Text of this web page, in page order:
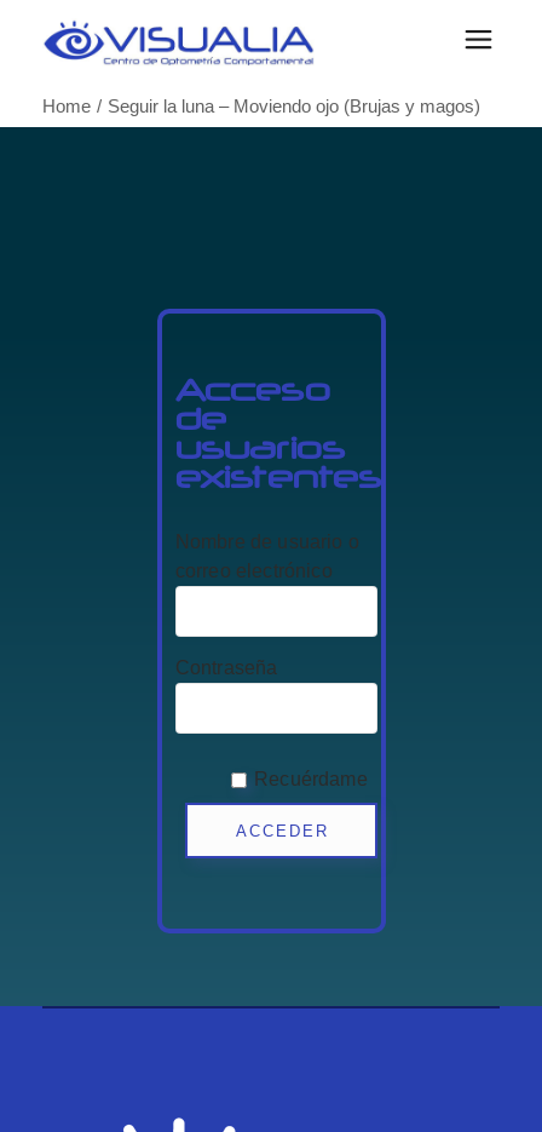
Home Seguir la luna – Moviendo ojo (Brujas y magos)
Acceso
de
usuarios
existentes
Nombre de usuario o
correo electrónico
Contraseña
Recuérdame